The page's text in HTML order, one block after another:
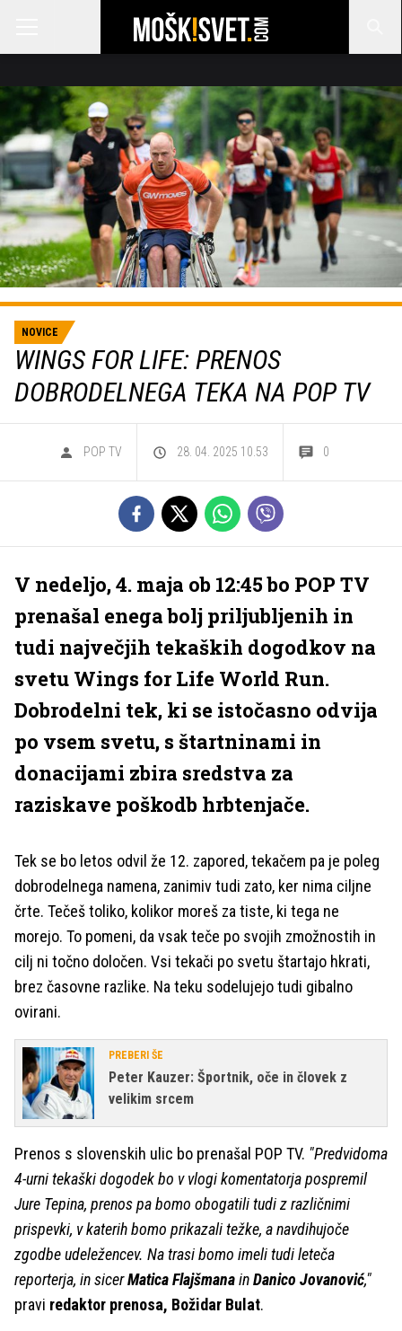
NOVICE
WINGS FOR LIFE: PRENOS
DOBRODELNEGA TEKA NA POP TV
POP TV 28. 04. 2025 10.53 0
V nedeljo, 4. maja ob 12:45 bo POP TV
prenašal enega bolj priljubljenih in
tudi največjih tekaških dogodkov na
svetu Wings for Life World Run.
Dobrodelni tek, ki se istočasno odvija
po vsem svetu, s štartninami in
donacijami zbira sredstva za
raziskave poškodb hrbtenjače.
Tek se bo letos odvil že 12. zapored, tekačem pa je poleg
dobrodelnega namena, zanimiv tudi zato, ker nima ciljne
črte. Tečeš toliko, kolikor moreš za tiste, ki tega ne
morejo. To pomeni, da vsak teče po svojih zmožnostih in
cilj ni točno določen. Vsi tekači po svetu štartajo hkrati,
brez časovne razlike. Na teku sodelujejo tudi gibalno
ovirani.
PREBERI ŠE
Peter Kauzer: Športnik, oče in človek z
velikim srcem
Prenos s slovenskih ulic bo prenašal POP TV. "Predvidoma
4-urni tekaški dogodek bo v vlogi komentatorja pospremil
Jure Tepina, prenos pa bomo obogatili tudi z različnimi
prispevki, v katerih bomo prikazali težke, a navdihujoče
zgodbe udeležencev. Na trasi bomo imeli tudi leteča
reporterja, in sicerMatica FlajšmanainDanico Jovanović,"
pravi redaktor prenosa, Božidar Bulat.